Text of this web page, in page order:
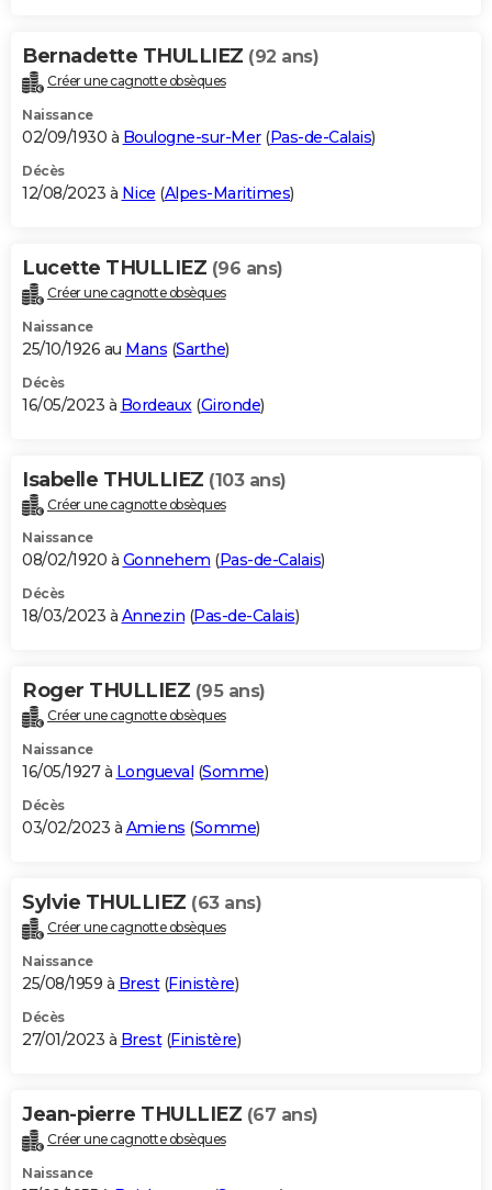
Bernadette THULLIEZ (92 ans)
Créer une cagnotte obsèques
Naissance
02/09/1930 à Boulogne-sur-Mer(Pas-de-Calais)
Décès
12/08/2023 à Nice (Alpes-Maritimes)
Lucette THULLIEZ (96 ans)
Créer une cagnotte obsèques
Naissance
25/10/1926 au Mans (Sarthe)
Décès
16/05/2023 à Bordeaux (Gironde)
Isabelle THULLIEZ (103 ans)
Créer une cagnotte obsèques
Naissance
08/02/1920 à Gonnehem (Pas-de-Calais)
Décès
18/03/2023 à Annezin (Pas-de-Calais)
Roger THULLIEZ (95 ans)
Créer une cagnotte obsèques
Naissance
16/05/1927 à Longueval (Somme)
Décès
03/02/2023 à Amiens (Somme)
Sylvie THULLIEZ (63 ans)
Créer une cagnotte obsèques
Naissance
25/08/1959 à Brest(Finistère)
Décès
27/01/2023 à Brest(Finistère)
Jean-pierre THULLIEZ (67 ans)
Créer une cagnotte obsèques
Naissance